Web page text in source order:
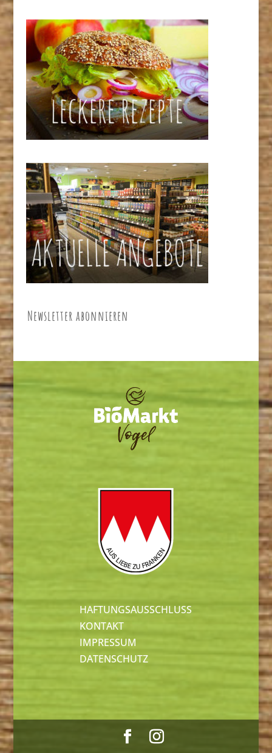
Newsletter abonnieren
HAFTUNGSAUSSCHLUSS
KONTAKT
IMPRESSUM
DATENSCHUTZ